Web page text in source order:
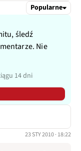
Popularne
śledź
Nie
14 dni
23 STY 2010 · 18:22